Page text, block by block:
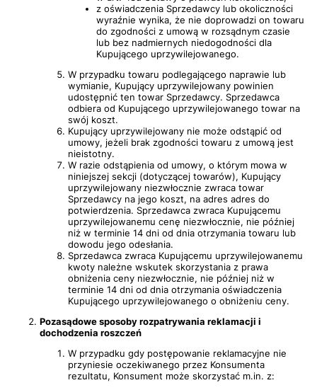
z oświadczenia Sprzedawcy lub okoliczności
wyraźnie wynika, że nie doprowadzi on towaru
do zgodności z umową w rozsądnym czasie
lub bez nadmiernych niedogodności dla
Kupującego uprzywilejowanego.
W przypadku towaru podlegającego naprawie lub
wymianie, Kupujący uprzywilejowany powinien
udostępnić ten towar Sprzedawcy. Sprzedawca
odbiera od Kupującego uprzywilejowanego towar na
swój koszt.
Kupujący uprzywilejowany nie może odstąpić od
umowy, jeżeli brak zgodności towaru z umową jest
nieistotny.
W razie odstąpienia od umowy, o którym mowa w
niniejszej sekcji (dotyczącej towarów), Kupujący
uprzywilejowany niezwłocznie zwraca towar
Sprzedawcy na jego koszt, na adres adres do
potwierdzenia. Sprzedawca zwraca Kupującemu
uprzywilejowanemu cenę niezwłocznie, nie później
niż w terminie 14 dni od dnia otrzymania towaru lub
dowodu jego odesłania.
Sprzedawca zwraca Kupującemu uprzywilejowanemu
kwoty należne wskutek skorzystania z prawa
obniżenia ceny niezwłocznie, nie później niż w
terminie 14 dni od dnia otrzymania oświadczenia
Kupującego uprzywilejowanego o obniżeniu ceny.
Pozasądowe sposoby rozpatrywania reklamacji i
dochodzenia roszczeń
W przypadku gdy postępowanie reklamacyjne nie
przyniesie oczekiwanego przez Konsumenta
rezultatu, Konsument może skorzystać m.in. z: